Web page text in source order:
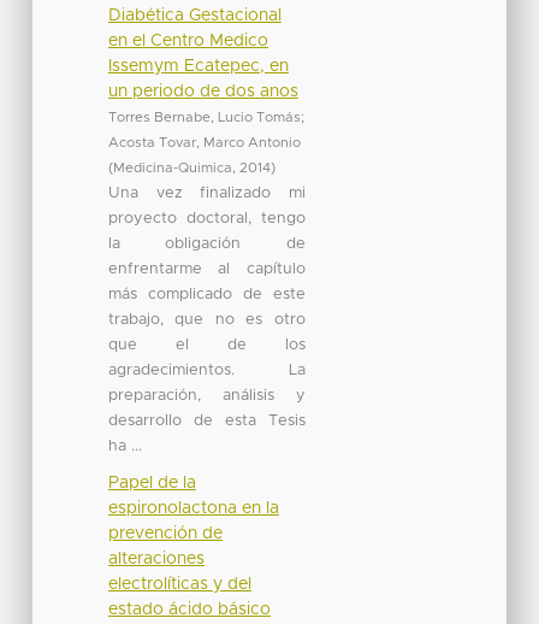
Diabética Gestacional
en el Centro Medico
Issemym Ecatepec, en
un periodo de dos anos
Torres Bernabe, Lucio Tomás;
Acosta Tovar, Marco Antonio
(Medicina-Quimica 2014)
Una vez finalizado mi
proyecto doctoral, tengo
la obligación de
enfrentarme al capítulo
más complicado de este
trabajo, que no es otro
que el de los
agradecimientos. La
preparación, análisis y
desarrollo de esta Tesis
ha ...
Papel de la
espironolactona en la
prevención de
alteraciones
electrolíticas y del
estado ácido básico